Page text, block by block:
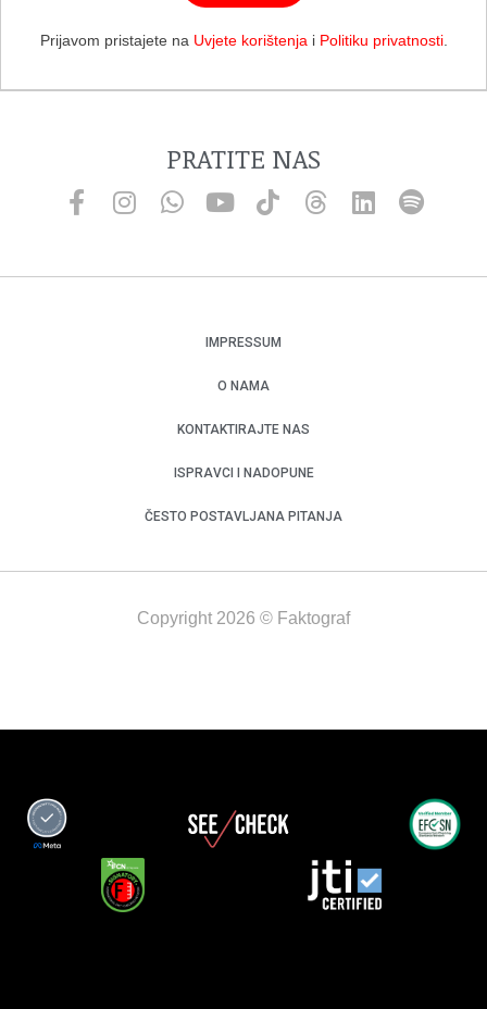
Prijavom pristajete na Uvjete korištenjai Politiku privatnosti.
PRATITE NAS
IMPRESSUM
O NAMA
KONTAKTIRAJTE NAS
ISPRAVCI I NADOPUNE
ČESTO POSTAVLJANA PITANJA
Copyright 2026 © Faktograf